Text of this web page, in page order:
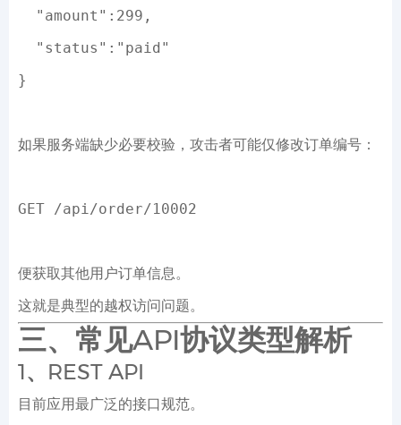
  "amount":
299 ,
  "status":
"paid"
}
如果服务端缺少必要校验，攻击者可能仅修改订单编号：
GET /api/order/10002
便获取其他用户订单信息。
这就是典型的越权访问问题。
三、常见API协议类型解析
1、REST API
目前应用最广泛的接口规范。